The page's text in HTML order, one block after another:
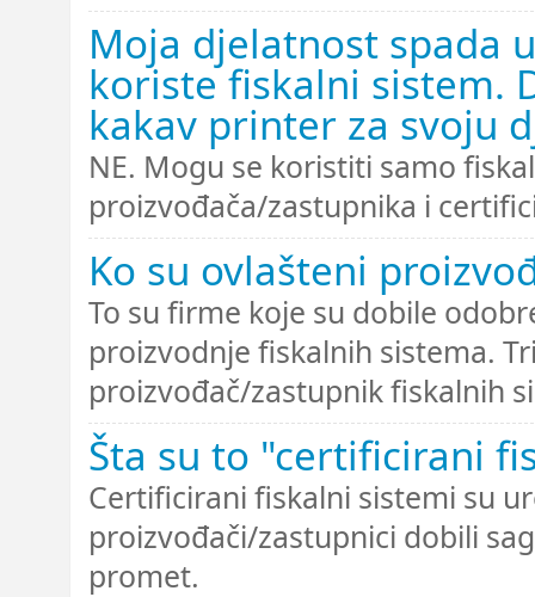
Moja djelatnost spada
koriste fiskalni sistem.
kakav printer za svoju
NE. Mogu se koristiti samo
proizvođača/zastupnika i
Ko su ovlašteni
To su firme koje su dobile
proizvodnje fiskalnih sistema.
proizvođač/zastupnik fiskalnih
Šta su to "certificirani
Certificirani fiskalni sistemi su
proizvođači/zastupnici dobili
promet.